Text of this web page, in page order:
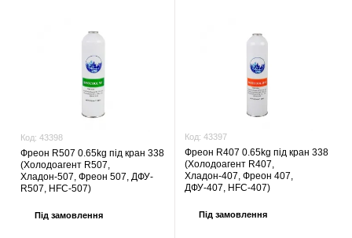
Код: 43398
Фреон R507 0.65kg під кран 338
(Холодоагент R507,
Хладон-507, Фреон 507, ДФУ-
R507, HFC-507)
Під замовлення
Код: 43397
Фреон R407 0.65kg під кран 338
(Холодоагент R407,
Хладон-407, Фреон 407,
ДФУ-407, HFC-407)
Під замовлення